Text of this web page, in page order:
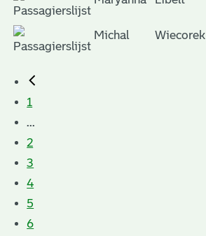
Michal Wiecorek
1
...
2
3
4
5
6